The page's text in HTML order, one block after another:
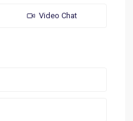
Video Chat